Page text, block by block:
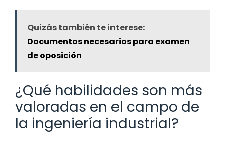
Quizás también te interese:
Documentos necesarios para examen
de oposición
¿Qué habilidades son más
valoradas en el campo de
la ingeniería industrial?